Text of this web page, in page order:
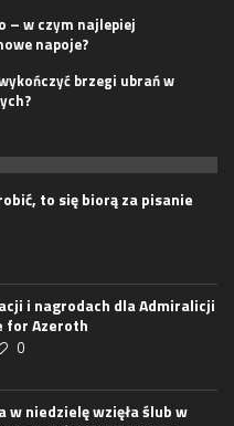
– w czym najlepiej
napoje?
brzegi ubrań w
to się biorą za pisanie
i nagrodach dla Admiralicji
for Azeroth
0
w niedzielę wzięła ślub w